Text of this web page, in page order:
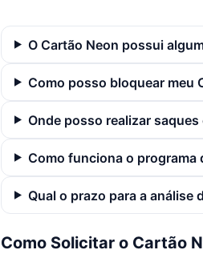
O Cartão Neon possui
Como posso bloquear meu
Onde posso realizar
Como funciona o programa
Qual o prazo para a análise
Como Solicitar o Cartão